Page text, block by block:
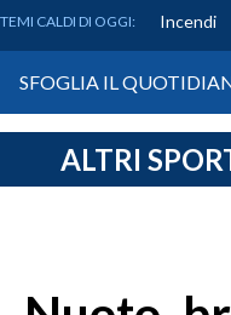
CRONACA SARDEGNA
MEDIO CAMPIDANO
TEMI CALDI DI OGGI: Incendi
SFOGLIA IL
ALTRI